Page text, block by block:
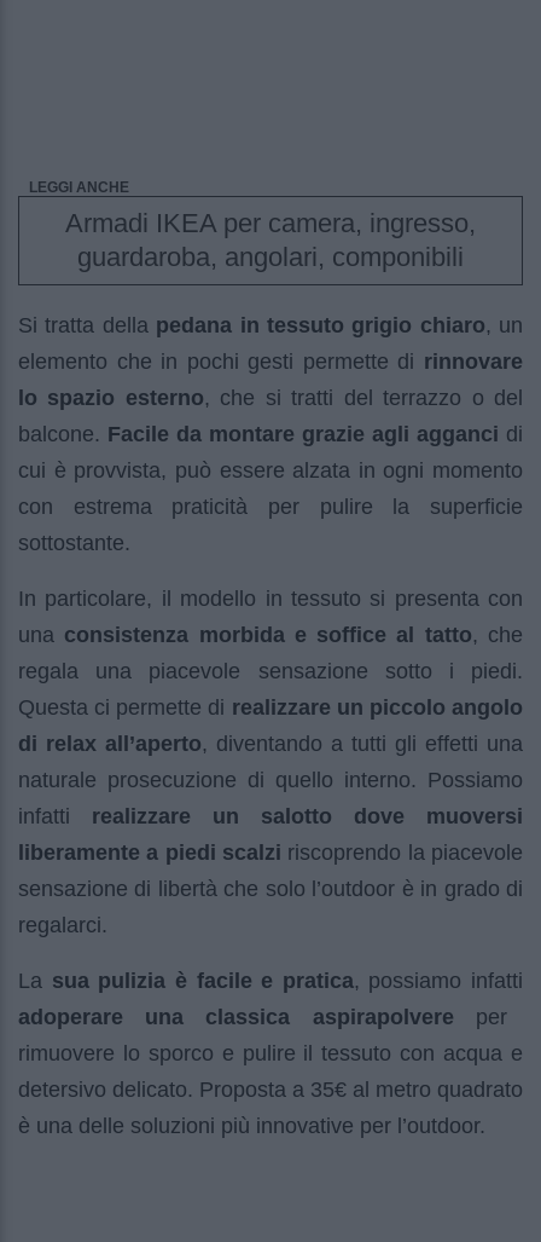
LEGGI ANCHE
Armadi IKEA per camera, ingresso,
guardaroba, angolari, componibili
Si tratta della pedana in tessuto grigio chiaro, un
elemento che in pochi gesti permette di rinnovare
lo spazio esterno, che si tratti del terrazzo o del
balcone. Facile da montare grazie agli agganci di
cui è provvista, può essere alzata in ogni momento
con estrema praticità per pulire la superficie
sottostante.
In particolare, il modello in tessuto si presenta con
una consistenza morbida e soffice al tatto, che
regala una piacevole sensazione sotto i piedi.
Questa ci permette di realizzare un piccolo angolo
di relax all’aperto, diventando a tutti gli effetti una
naturale prosecuzione di quello interno. Possiamo
infatti realizzare un salotto dove muoversi
liberamente a piedi scalzi riscoprendo la piacevole
sensazione di libertà che solo l’outdoor è in grado di
regalarci.
La sua pulizia è facile e pratica, possiamo infatti
adoperare una classica aspirapolvere per
rimuovere lo sporco e pulire il tessuto con acqua e
detersivo delicato. Proposta a 35€ al metro quadrato
è una delle soluzioni più innovative per l’outdoor.